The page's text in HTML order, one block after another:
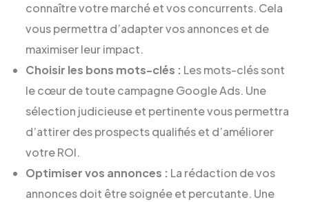
connaître votre marché et vos concurrents. Cela
vous permettra d’adapter vos annonces et de
maximiser leur impact.
Choisir les bons mots-clés : Les mots-clés sont
le cœur de toute campagne Google Ads. Une
sélection judicieuse et pertinente vous permettra
d’attirer des prospects qualifiés et d’améliorer
votre ROI.
Optimiser vos annonces : La rédaction de vos
annonces doit être soignée et percutante. Une